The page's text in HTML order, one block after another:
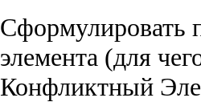
Сформулировать
элемента (для
Конфликтный